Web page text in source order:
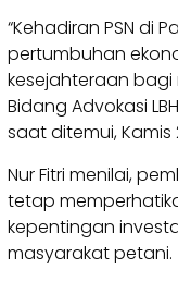
“Kehadiran PSN di
pertumbuhan
kesejahteraan bagi
Bidang Advokasi
saat ditemui, Kamis
Nur Fitri menilai,
tetap
kepentingan
masyarakat petani.